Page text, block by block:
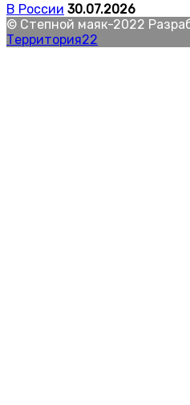
В России 30.07.2026
© Степной маяк-2022
Территория22